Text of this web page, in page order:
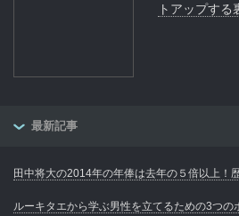
トアップする
最新記事
田中将大の2014年の年俸は去年の５倍以上！
ルーキタエから学ぶ男性を立てるための3つの